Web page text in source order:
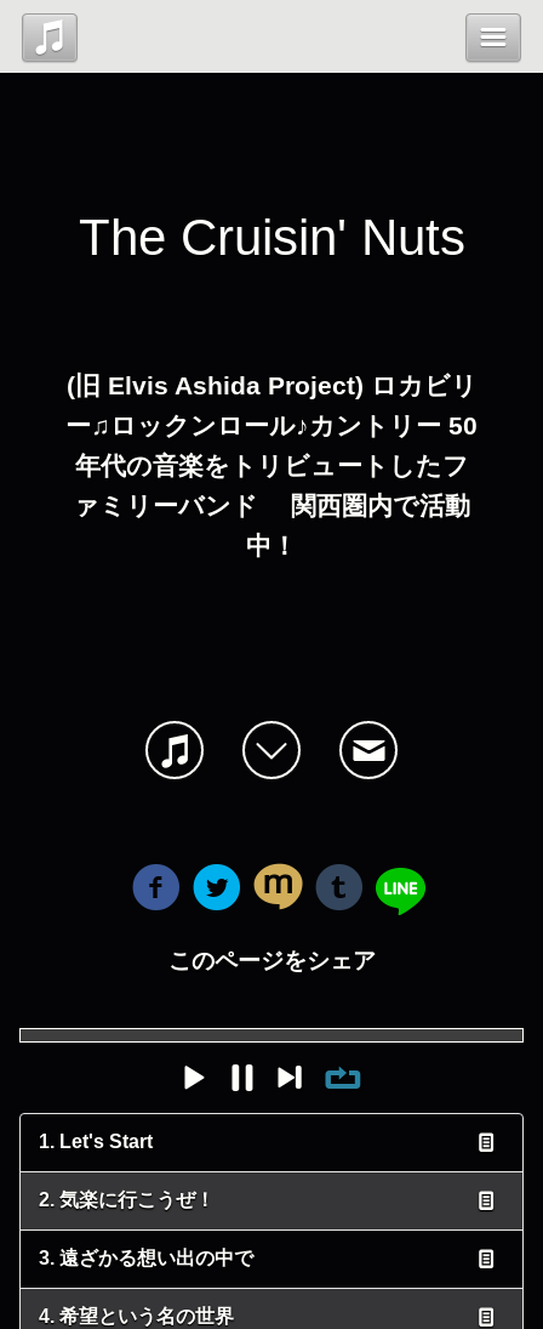
Profile
管理ページ
The Cruisin' Nuts
(旧 Elvis Ashida Project) ロカビリ
ー♫ロックンロール♪カントリー 50
年代の音楽をトリビュートしたフ
ァミリーバンド 関西圏内で活動
中！
このページをシェア
1. Let's Start
2. 気楽に行こうぜ！
3. 遠ざかる想い出の中で
4. 希望という名の世界